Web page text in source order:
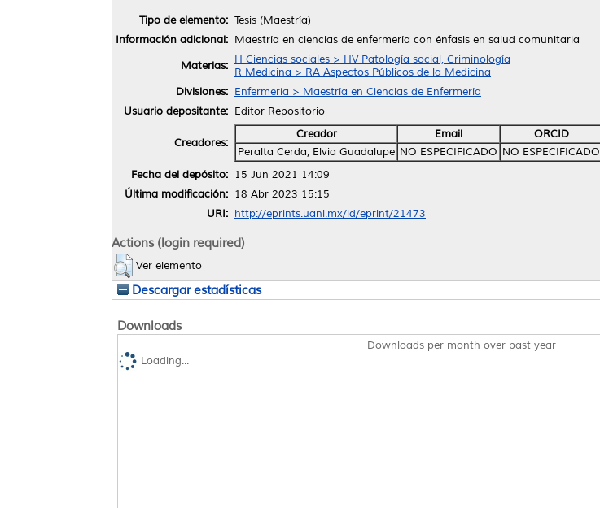
Tipo de elemento: Tesis (Maestría)
Información adicional: Maestría en ciencias de enfermería con énfasis en salud comunitaria
Materias: H Ciencias sociales > HV Patología social, Criminología
R Medicina > RA Aspectos Públicos de la Medicina
Divisiones: Enfermería > Maestría en Ciencias de Enfermería
Usuario depositante: Editor Repositorio
Creadores:
Creador Email
ORCID
Peralta Cerda, Elvia Guadalupe NO ESPECIFICADO NO ESPECIFICADO
Fecha del depósito: 15 Jun 2021 14:09
Última modificación: 18 Abr 2023 15:15
URI: http://eprints.uanl.mx/id/eprint/21473
Actions (login required)
Ver elemento
Descargar estadísticas
Downloads
Downloads per month over past year
Loading...